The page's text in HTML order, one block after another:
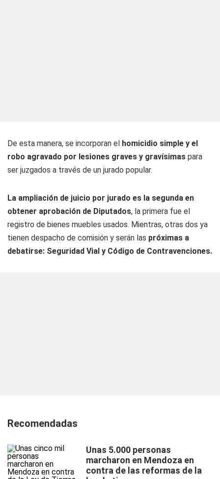
De esta manera, se incorporan el homicidio simple y el
robo agravado por lesiones graves y gravísimas para
ser juzgados a través de un jurado popular.
La ampliación de juicio por jurado es la segunda en
obtener aprobación de Diputados, la primera fue el
registro de bienes muebles usados. Mientras, otras dos ya
tienen despacho de comisión y serán las próximas a
debatirse: Seguridad Vial y Código de Contravenciones.
Recomendadas
Unas 5.000 personas
marcharon en Mendoza en
contra de las reformas de la